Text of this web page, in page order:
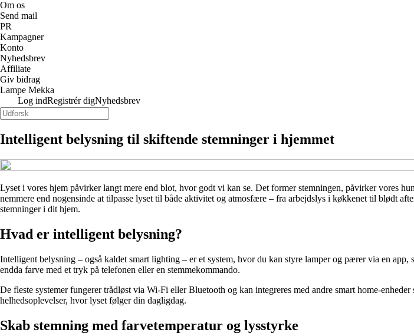
Om os
Send mail
PR
Kampagner
Konto
Nyhedsbrev
Affiliate
Giv bidrag
Lampe Mekka
Log indRegistrér digNyhedsbrev
Intelligent belysning til skiftende stemninger i hjemmet
Lyset i vores hjem påvirker langt mere end blot, hvor godt vi kan se. Det former stemningen, påvirker vores
nemmere end nogensinde at tilpasse lyset til både aktivitet og atmosfære – fra arbejdslys i køkkenet til blødt
stemninger i dit hjem.
Hvad er intelligent belysning?
Intelligent belysning – også kaldet smart lighting – er et system, hvor du kan styre lamper og pærer via en
endda farve med et tryk på telefonen eller en stemmekommando.
De fleste systemer fungerer trådløst via Wi-Fi eller Bluetooth og kan integreres med andre smart home-
helhedsoplevelser, hvor lyset følger din dagligdag.
Skab stemning med farvetemperatur og lysstyrke